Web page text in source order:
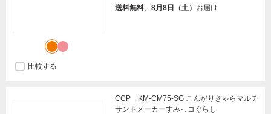
送料無料、8月8日（土） お届け
比較する
CCP KM-CM75-SG こんがりきゃらマルチ
サンドメーカーすみっコぐらし